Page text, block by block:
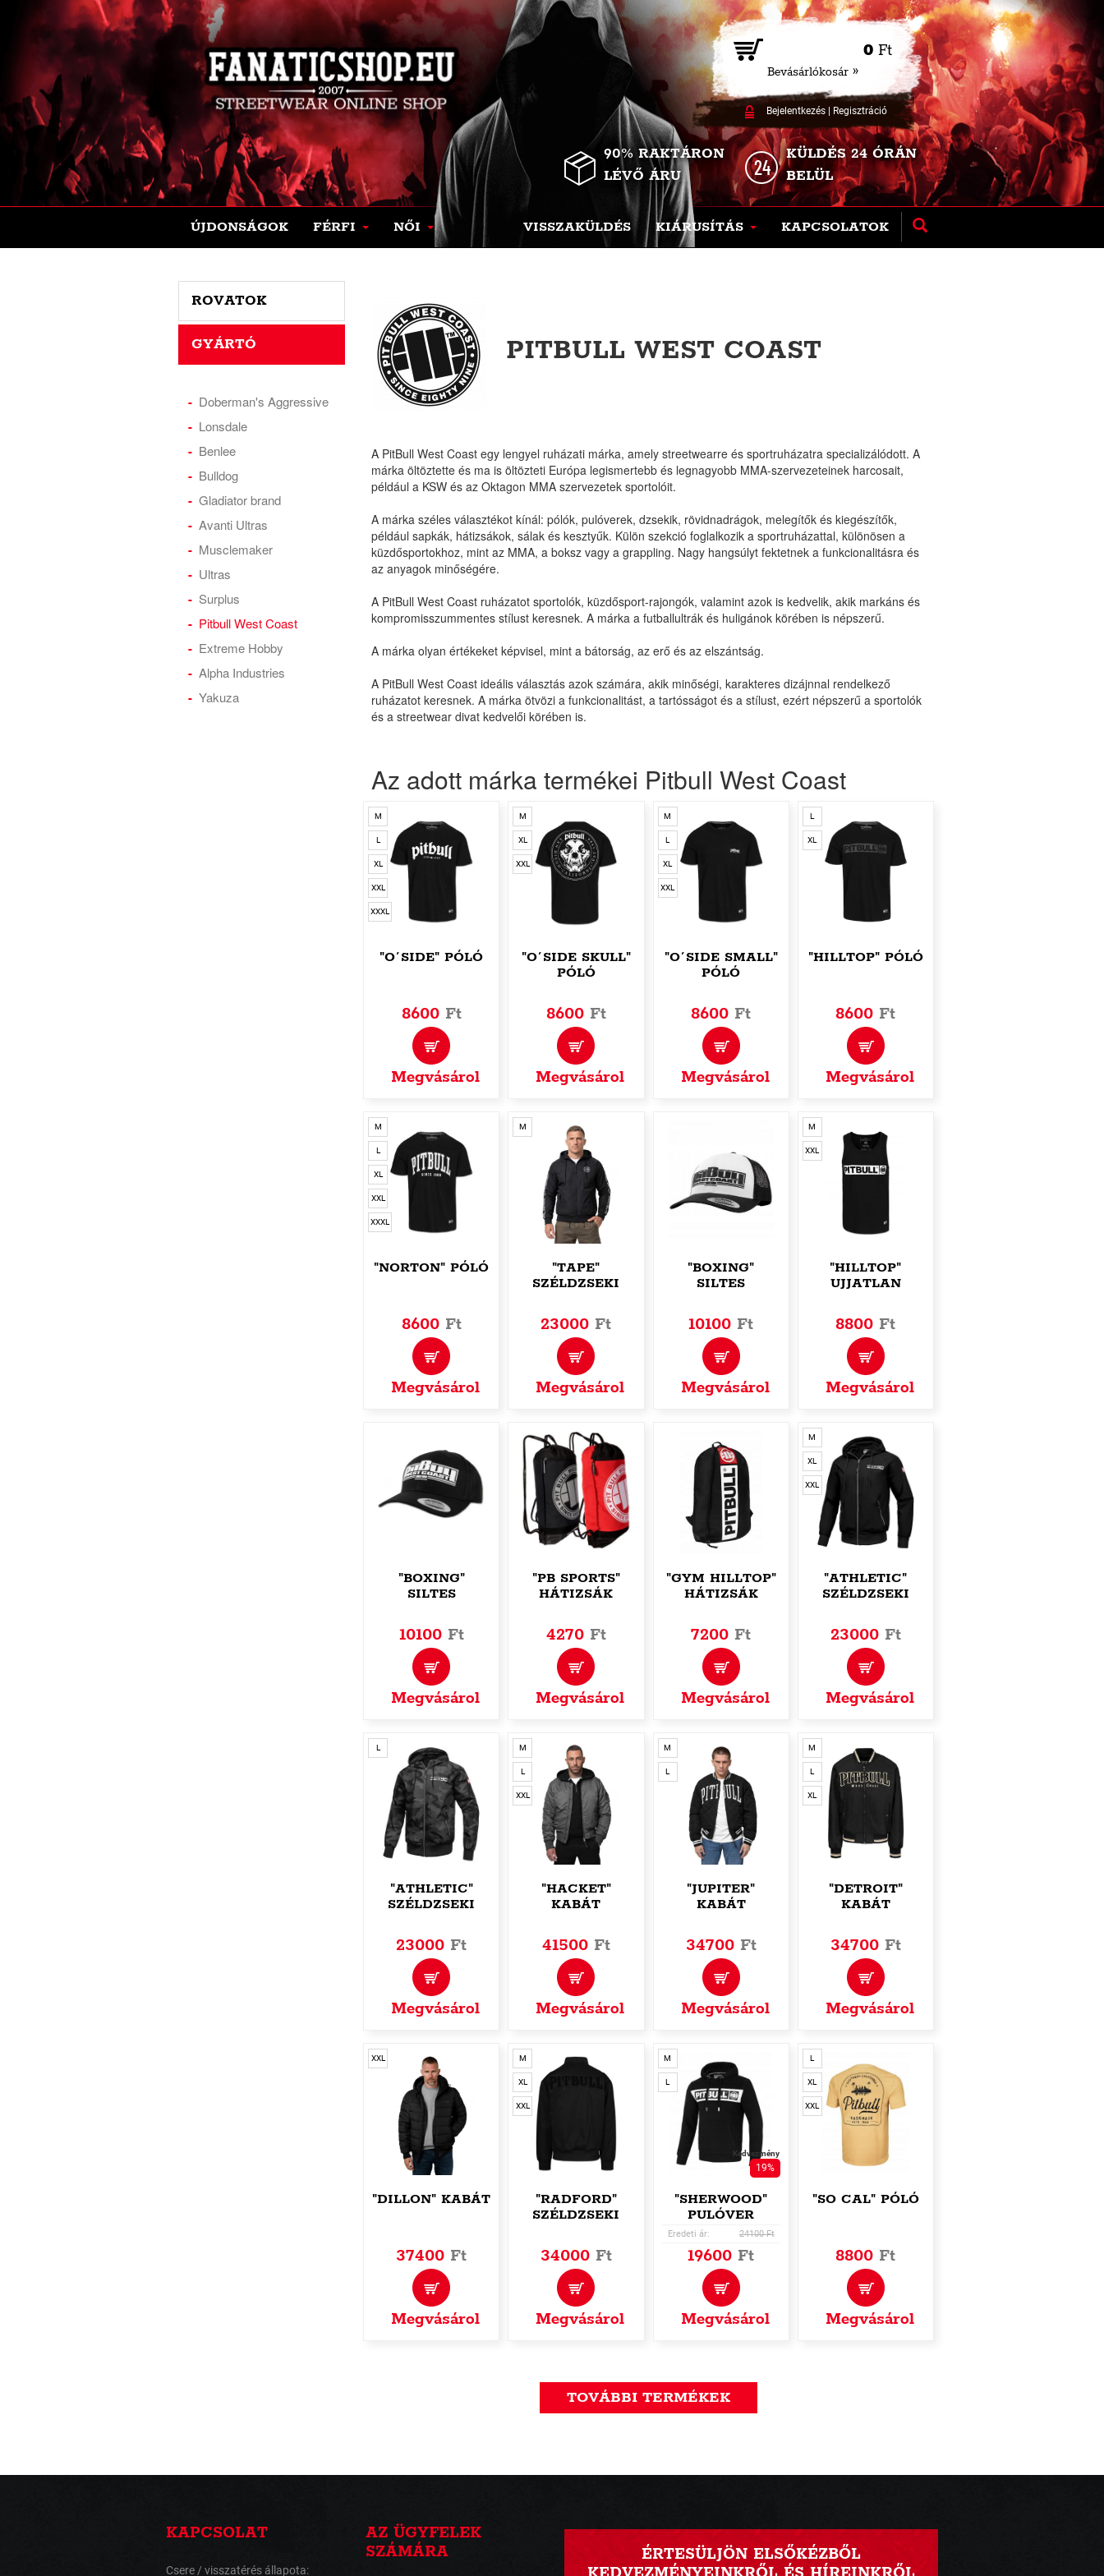
0 Ft
Bevásárlókosár »
Bejelentkezés| Regisztráció
90% RAKTÁRON
LÉVŐ ÁRU
KÜLDÉS 24 ÓRÁN
BELÜL
ÚJDONSÁGOK FÉRFI NŐI VISSZAKÜLDÉS KIÁRUSÍTÁS KAPCSOLATOK
PITBULL WEST COAST
A PitBull West Coast egy lengyel ruházati márka, amely streetwearre és sportruházatra specializálódott. A
márka öltöztette és ma is öltözteti Európa legismertebb és legnagyobb MMA-szervezeteinek harcosait,
például a KSW és az Oktagon MMA szervezetek sportolóit.
A márka széles választékot kínál: pólók, pulóverek, dzsekik, rövidnadrágok, melegítők és kiegészítők,
például sapkák, hátizsákok, sálak és kesztyűk. Külön szekció foglalkozik a sportruházattal, különösen a
küzdősportokhoz, mint az MMA, a boksz vagy a grappling. Nagy hangsúlyt fektetnek a funkcionalitásra és
az anyagok minőségére.
A PitBull West Coast ruházatot sportolók, küzdősport-rajongók, valamint azok is kedvelik, akik markáns és
kompromisszummentes stílust keresnek. A márka a futballultrák és huligánok körében is népszerű.
A márka olyan értékeket képvisel, mint a bátorság, az erő és az elszántság.
A PitBull West Coast ideális választás azok számára, akik minőségi, karakteres dizájnnal rendelkező
ruházatot keresnek. A márka ötvözi a funkcionalitást, a tartósságot és a stílust, ezért népszerű a sportolók
és a streetwear divat kedvelői körében is.
Az adott márka termékei Pitbull West Coast
M
L
XL
XXL
XXXL
"O´SIDE" PÓLÓ
8600 Ft
Megvásárol
M
XL
XXL
"O´SIDE SKULL"
PÓLÓ
8600 Ft
Megvásárol
M
L
XL
XXL
"O´SIDE SMALL"
PÓLÓ
8600 Ft
Megvásárol
L
XL
"HILLTOP" PÓLÓ
8600 Ft
Megvásárol
M
L
XL
XXL
XXXL
"NORTON" PÓLÓ
8600 Ft
Megvásárol
M
"TAPE"
SZÉLDZSEKI
23000 Ft
Megvásárol
"BOXING"
SILTES
10100 Ft
Megvásárol
M
XXL
"HILLTOP"
UJJATLAN
8800 Ft
Megvásárol
"BOXING"
SILTES
10100 Ft
Megvásárol
"PB SPORTS"
HÁTIZSÁK
4270 Ft
Megvásárol
"GYM HILLTOP"
HÁTIZSÁK
7200 Ft
Megvásárol
M
XL
XXL
"ATHLETIC"
SZÉLDZSEKI
23000 Ft
Megvásárol
L
"ATHLETIC"
SZÉLDZSEKI
23000 Ft
Megvásárol
M
L
XXL
"HACKET"
KABÁT
41500 Ft
Megvásárol
M
L
"JUPITER"
KABÁT
34700 Ft
Megvásárol
M
L
XL
"DETROIT"
KABÁT
34700 Ft
Megvásárol
XXL
"DILLON" KABÁT
37400 Ft
Megvásárol
M
XL
XXL
"RADFORD"
SZÉLDZSEKI
34000 Ft
Megvásárol
M
L
Kedvezmény
19%
"SHERWOOD"
PULÓVER
Eredeti ár: 24100 Ft
19600 Ft
Megvásárol
L
XL
XXL
"SO CAL" PÓLÓ
8800 Ft
Megvásárol
TOVÁBBI TERMÉKEK
ROVATOK
GYÁRTÓ
Doberman's Aggressive
Lonsdale
Benlee
Bulldog
Gladiator brand
Avanti Ultras
Musclemaker
Ultras
Surplus
Pitbull West Coast
Extreme Hobby
Alpha Industries
Yakuza
KAPCSOLAT
Csere / visszatérés állapota:
AZ ÜGYFELEK
SZÁMÁRA
ÉRTESÜLJÖN ELSŐKÉZBŐL